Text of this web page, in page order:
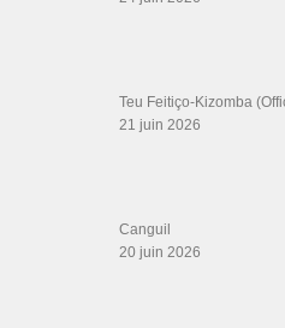
Teu Feitiço-Kizomba
21 juin 2026
Canguil
20 juin 2026